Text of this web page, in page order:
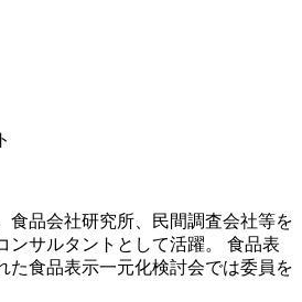
食品会社研究所、民間調査会社等を
ンサルタントとして活躍。 食品表
た食品表示一元化検討会では委員を